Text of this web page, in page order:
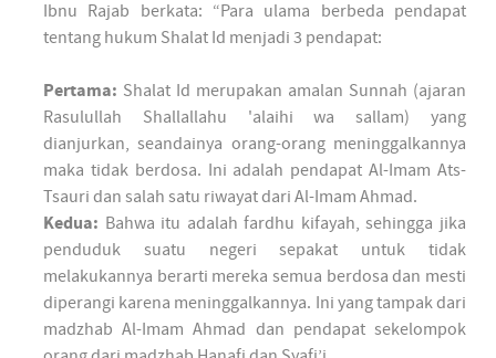
Ibnu Rajab berkata: “Para ulama berbeda pendapat
tentang hukum Shalat Id menjadi 3 pendapat:
Pertama: Shalat Id merupakan amalan Sunnah (ajaran
Rasulullah Shallallahu 'alaihi wa sallam) yang
dianjurkan, seandainya orang-orang meninggalkannya
maka tidak berdosa. Ini adalah pendapat Al-Imam Ats-
Tsauri dan salah satu riwayat dari Al-Imam Ahmad.
Kedua: Bahwa itu adalah fardhu kifayah, sehingga jika
penduduk suatu negeri sepakat untuk tidak
melakukannya berarti mereka semua berdosa dan mesti
diperangi karena meninggalkannya. Ini yang tampak dari
madzhab Al-Imam Ahmad dan pendapat sekelompok